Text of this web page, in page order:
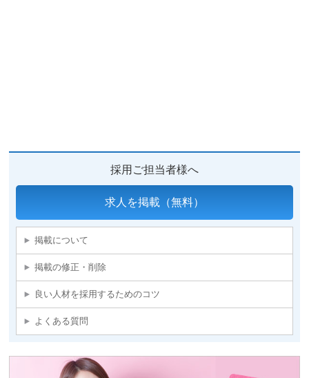
採用ご担当者様へ
求人を掲載（無料）
掲載について
掲載の修正・削除
良い人材を採用するためのコツ
よくある質問